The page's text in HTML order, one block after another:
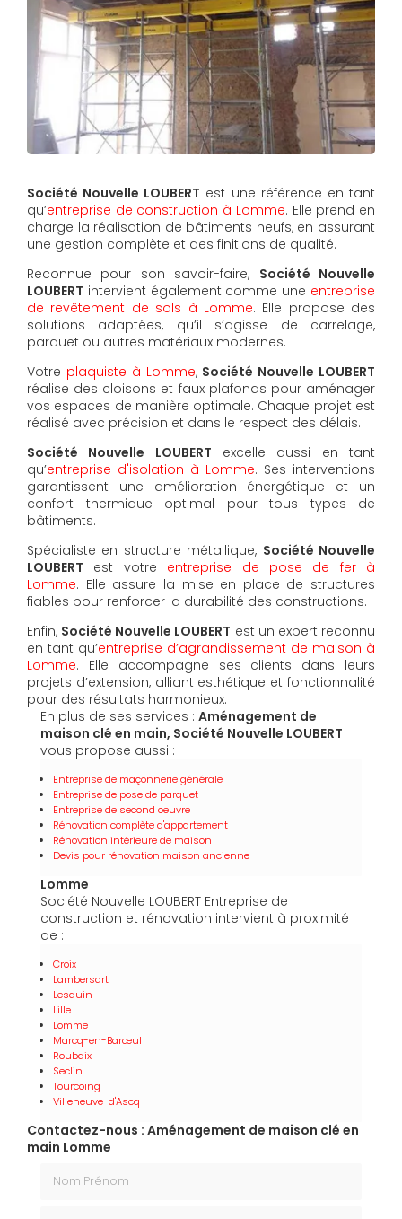
Société Nouvelle LOUBERT est une référence en tant
qu’entreprise de construction à Lomme. Elle prend en
charge la réalisation de bâtiments neufs, en assurant
une gestion complète et des finitions de qualité.
Reconnue pour son savoir-faire, Société Nouvelle
LOUBERT intervient également comme une entreprise
de revêtement de sols à Lomme. Elle propose des
solutions adaptées, qu’il s’agisse de carrelage,
parquet ou autres matériaux modernes.
Votre plaquiste à Lomme, Société Nouvelle LOUBERT
réalise des cloisons et faux plafonds pour aménager
vos espaces de manière optimale. Chaque projet est
réalisé avec précision et dans le respect des délais.
Société Nouvelle LOUBERT excelle aussi en tant
qu’entreprise d'isolation à Lomme. Ses interventions
garantissent une amélioration énergétique et un
confort thermique optimal pour tous types de
bâtiments.
Spécialiste en structure métallique, Société Nouvelle
LOUBERT est votre entreprise de pose de fer à
Lomme. Elle assure la mise en place de structures
fiables pour renforcer la durabilité des constructions.
Enfin, Société Nouvelle LOUBERT est un expert reconnu
en tant qu’entreprise d’agrandissement de maison à
Lomme. Elle accompagne ses clients dans leurs
projets d’extension, alliant esthétique et fonctionnalité
pour des résultats harmonieux.
En plus de ses services : Aménagement de
maison clé en main, Société Nouvelle LOUBERT
vous propose aussi :
Entreprise de maçonnerie générale
Entreprise de pose de parquet
Entreprise de second oeuvre
Rénovation complète d'appartement
Rénovation intérieure de maison
Devis pour rénovation maison ancienne
Lomme
Société Nouvelle LOUBERT Entreprise de
construction et rénovation intervient à proximité
de :
Croix
Lambersart
Lesquin
Lille
Lomme
Marcq-en-Barœul
Roubaix
Seclin
Tourcoing
Villeneuve-d'Ascq
Contactez-nous : Aménagement de maison clé en
main Lomme